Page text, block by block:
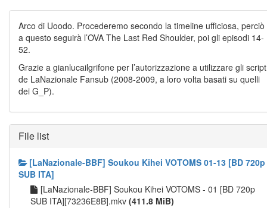
Arco di Uoodo. Procederemo secondo la timeline ufficiosa, perciò
a questo seguirà l’OVA The Last Red Shoulder, poi gli episodi 14-
52.
Grazie a gianlucailgrifone per l’autorizzazione a utilizzare gli script
de LaNazionale Fansub (2008-2009, a loro volta basati su quelli
dei G_P).
File list
[LaNazionale-BBF] Soukou Kihei VOTOMS 01-13 [BD 720p
SUB ITA]
[LaNazionale-BBF] Soukou Kihei VOTOMS - 01 [BD 720p
SUB ITA][73236E8B].mkv (411.8 MiB)